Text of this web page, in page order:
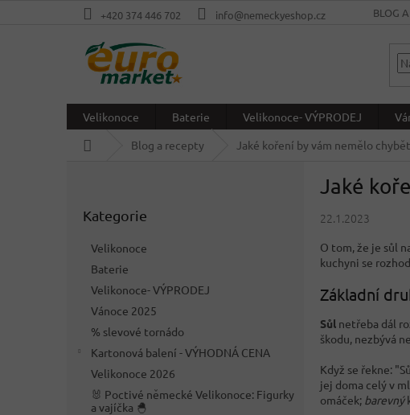
+420 374 446 702 info@nemeckyeshop.cz BLOG
Velikonoce Baterie Velikonoce- VÝPRODEJ
Blog a recepty Jaké koření by vám nemělo
kategorie
Kategorie
Velikonoce
Baterie
Velikonoce- VÝPRODEJ
Vánoce 2025
% slevové tornádo
Kartonová balení - VÝHODNÁ CENA
Velikonoce 2026
🐰 Poctivé německé Velikonoce: Figurky
a vajíčka 🐣
Jaké
22.1.2023
O tom, že je sůl
kuchyni se
Základní
Sůl netřeba dál
škodu, nezbývá
Když se řekne:
jej doma celý v
omáček; barevný